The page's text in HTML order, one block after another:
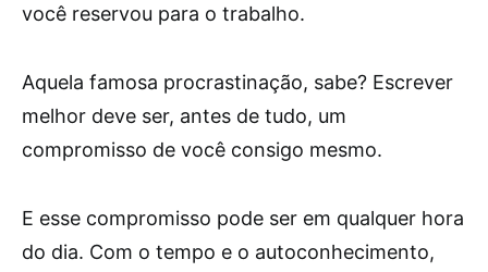
você reservou para o trabalho.
Aquela famosa procrastinação, sabe? Escrever
melhor deve ser, antes de tudo, um
compromisso de você consigo mesmo.
E esse compromisso pode ser em qualquer hora
do dia. Com o tempo e o autoconhecimento,